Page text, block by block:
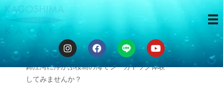
３時間ツアー
錦江湾に浮かぶ桜島の海でシーカヤック体験
してみませんか？